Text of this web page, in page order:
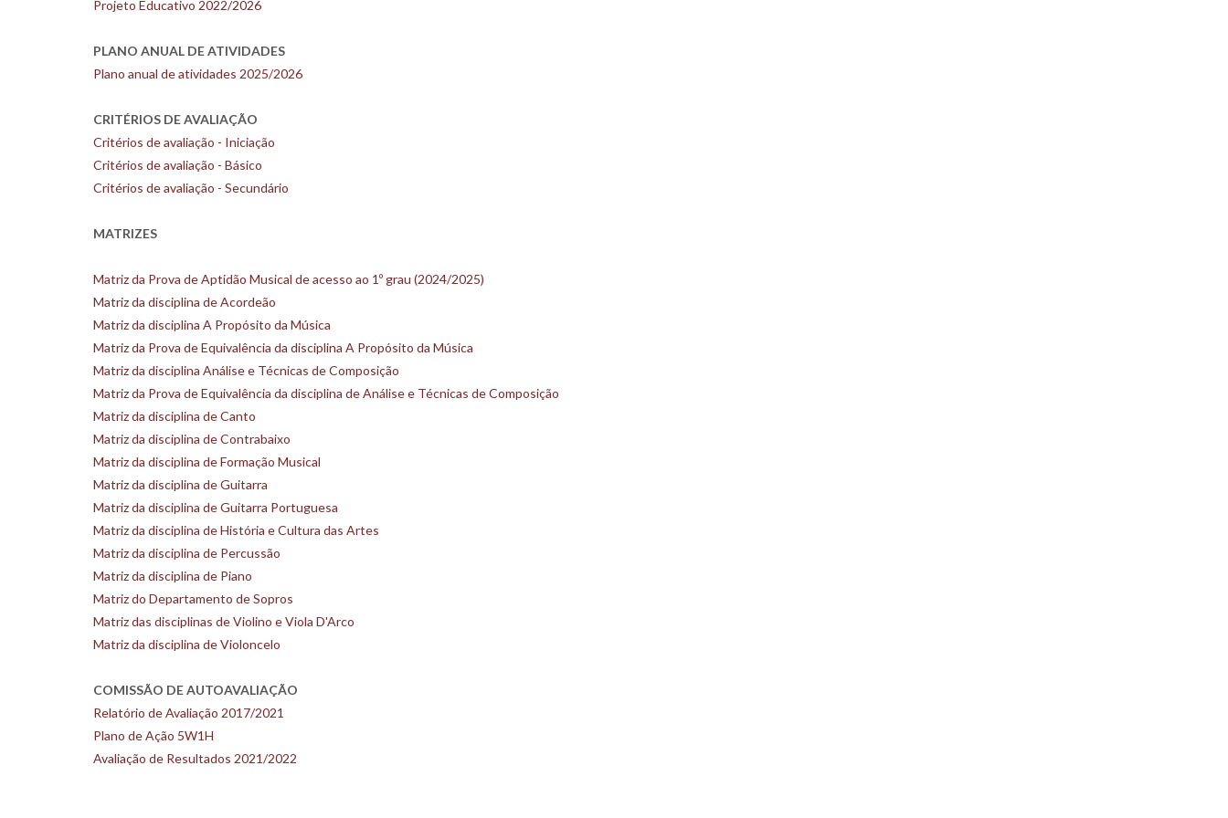
Projeto Educativo 2022/2026
PLANO ANUAL DE ATIVIDADES
Plano anual de atividades 2025/2026
CRITÉRIOS DE AVALIAÇÃO
Critérios de avaliação - Iniciação
Critérios de avaliação - Básico
Critérios de avaliação - Secundário
MATRIZES
Matriz da Prova de Aptidão Musical de acesso ao 1º grau (2024/2025)
Matriz da disciplina de Acordeão
Matriz da disciplina A Propósito da Música
Matriz da Prova de Equivalência da disciplina A Propósito da Música
Matriz da disciplina Análise e Técnicas de Composição
Matriz da Prova de Equivalência da disciplina de Análise e Técnicas de Composição
Matriz da disciplina de Canto
Matriz da disciplina de Contrabaixo
Matriz da disciplina de Formação Musical
Matriz da disciplina de Guitarra
Matriz da disciplina de Guitarra Portuguesa
Matriz da disciplina de História e Cultura das Artes
Matriz da disciplina de Percussão
Matriz da disciplina de Piano
Matriz do Departamento de Sopros
Matriz das disciplinas de Violino e Viola D'Arco
Matriz da disciplina de Violoncelo
COMISSÃO DE AUTOAVALIAÇÃO
Relatório de Avaliação 2017/2021
Plano de Ação 5W1H
Avaliação de Resultados 2021/2022